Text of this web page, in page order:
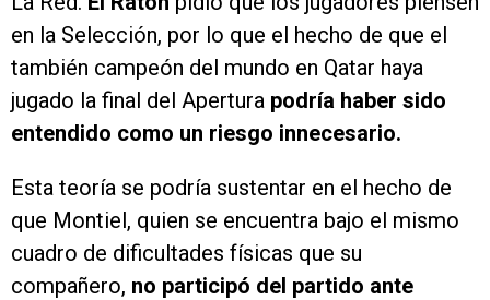
en la Selección, por lo que el hecho de que el
también campeón del mundo en Qatar haya
jugado la final del Apertura podría haber sido
entendido como un riesgo innecesario.
Esta teoría se podría sustentar en el hecho de
que Montiel, quien se encuentra bajo el mismo
cuadro de dificultades físicas que su
compañero, no participó del partido ante